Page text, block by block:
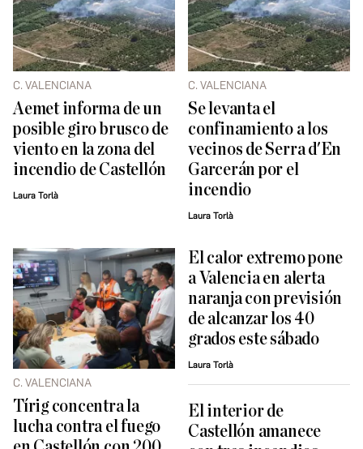
C. VALENCIANA
Aemet informa de un
posible giro brusco de
viento en la zona del
incendio de Castellón
Laura Torlà
C. VALENCIANA
Se levanta el
confinamiento a los
vecinos de Serra d'En
Garcerán por el
incendio
Laura Torlà
C. VALENCIANA
Tírig concentra la
lucha contra el fuego
El calor extremo pone
a Valencia en alerta
naranja con previsión
de alcanzar los 40
grados este sábado
Laura Torlà
El interior de
Castellón amanece